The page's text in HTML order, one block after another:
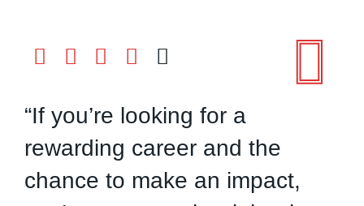
“If you’re looking for a
rewarding career and the
chance to make an impact,